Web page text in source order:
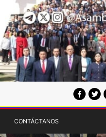
CONTÁCTANOS